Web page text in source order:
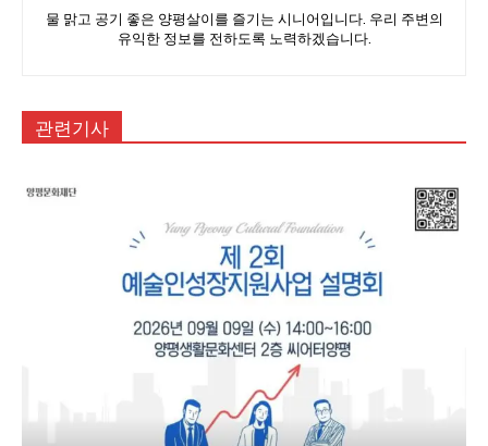
물 맑고 공기 좋은 양평살이를 즐기는 시니어입니다. 우리 주변의
유익한 정보를 전하도록 노력하겠습니다.
관련기사